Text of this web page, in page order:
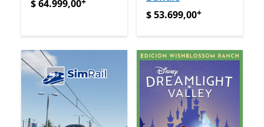
$ 64.999,00Ofrece compras dentro de la aplicación
$ 64.999,00
$ 53.699,00Ofrece
$ 53.699,00+